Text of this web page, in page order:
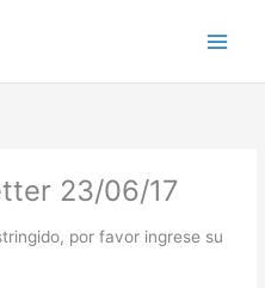
23/06/17
por favor ingrese su